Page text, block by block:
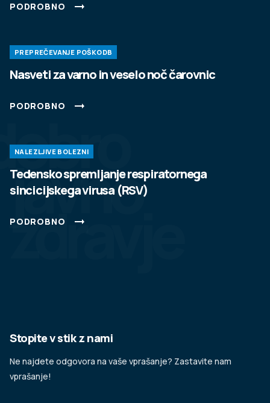
javno
zdravje
PODROBNO
PREPREČEVANJE POŠKODB
Nasveti za varno in veselo noč čarovnic
PODROBNO
NALEZLJIVE BOLEZNI
Tedensko spremljanje respiratornega
sincicijskega virusa (RSV)
PODROBNO
Stopite v stik z nami
Ne najdete odgovora na vaše vprašanje? Zastavite nam
vprašanje!